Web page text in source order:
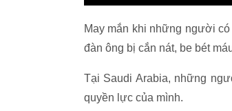
May mắn khi những người
đàn ông bị cắn nát, be bét
Tại Saudi Arabia, những
quyền lực của mình.